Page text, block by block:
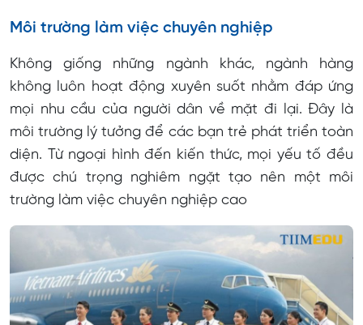
Môi trường làm việc chuyên nghiệp
Không giống những ngành khác, ngành hàng
không luôn hoạt động xuyên suốt nhằm đáp ứng
mọi nhu cầu của người dân về mặt đi lại. Đây là
môi trường lý tưởng để các bạn trẻ phát triển toàn
diện. Từ ngoại hình đến kiến thức, mọi yếu tố đều
được chú trọng nghiêm ngặt tạo nên một môi
trường làm việc chuyên nghiệp cao